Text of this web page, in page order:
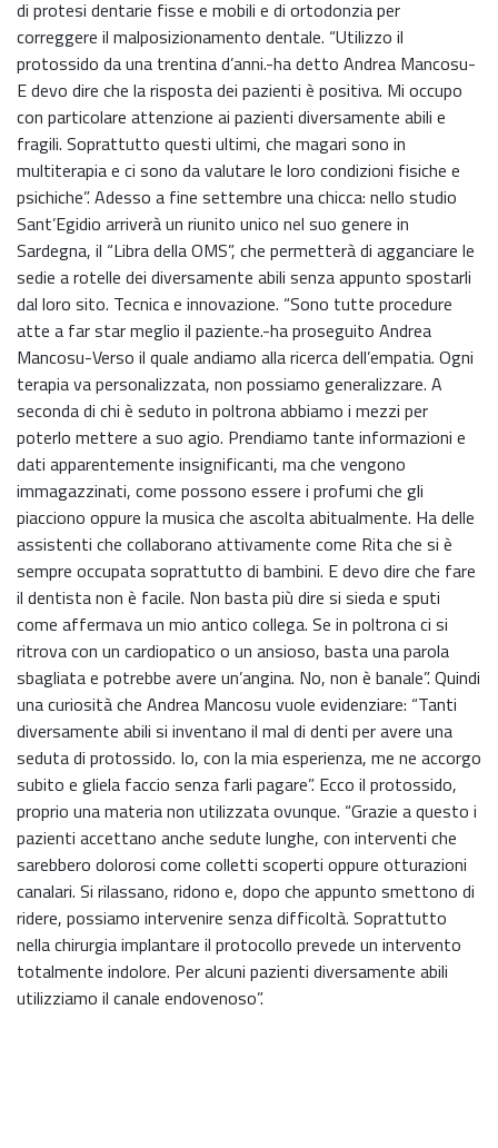
di protesi dentarie fisse e mobili e di ortodonzia per
correggere il malposizionamento dentale. “Utilizzo il
protossido da una trentina d’anni.-ha detto Andrea Mancosu-
E devo dire che la risposta dei pazienti è positiva. Mi occupo
con particolare attenzione ai pazienti diversamente abili e
fragili. Soprattutto questi ultimi, che magari sono in
multiterapia e ci sono da valutare le loro condizioni fisiche e
psichiche”. Adesso a fine settembre una chicca: nello studio
Sant’Egidio arriverà un riunito unico nel suo genere in
Sardegna, il “Libra della OMS”, che permetterà di agganciare le
sedie a rotelle dei diversamente abili senza appunto spostarli
dal loro sito. Tecnica e innovazione. “Sono tutte procedure
atte a far star meglio il paziente.-ha proseguito Andrea
Mancosu-Verso il quale andiamo alla ricerca dell’empatia. Ogni
terapia va personalizzata, non possiamo generalizzare. A
seconda di chi è seduto in poltrona abbiamo i mezzi per
poterlo mettere a suo agio. Prendiamo tante informazioni e
dati apparentemente insignificanti, ma che vengono
immagazzinati, come possono essere i profumi che gli
piacciono oppure la musica che ascolta abitualmente. Ha delle
assistenti che collaborano attivamente come Rita che si è
sempre occupata soprattutto di bambini. E devo dire che fare
il dentista non è facile. Non basta più dire si sieda e sputi
come affermava un mio antico collega. Se in poltrona ci si
ritrova con un cardiopatico o un ansioso, basta una parola
sbagliata e potrebbe avere un’angina. No, non è banale”. Quindi
una curiosità che Andrea Mancosu vuole evidenziare: “Tanti
diversamente abili si inventano il mal di denti per avere una
seduta di protossido. Io, con la mia esperienza, me ne accorgo
subito e gliela faccio senza farli pagare”. Ecco il protossido,
proprio una materia non utilizzata ovunque. “Grazie a questo i
pazienti accettano anche sedute lunghe, con interventi che
sarebbero dolorosi come colletti scoperti oppure otturazioni
canalari. Si rilassano, ridono e, dopo che appunto smettono di
ridere, possiamo intervenire senza difficoltà. Soprattutto
nella chirurgia implantare il protocollo prevede un intervento
totalmente indolore. Per alcuni pazienti diversamente abili
utilizziamo il canale endovenoso”.